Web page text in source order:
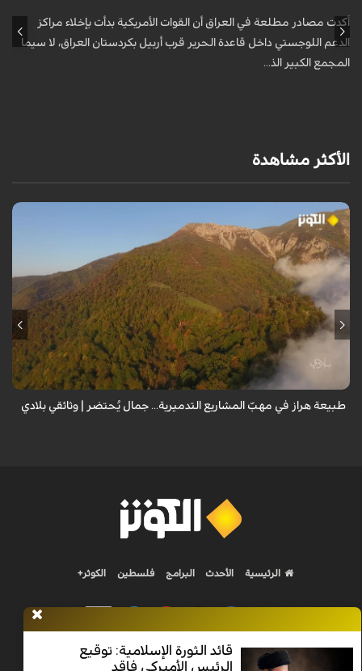
أكدت مصادر مطلعة في العراق أن القوات الأمريكية بدأت بإخلاء مراكز
الدعم اللوجستي داخل قاعدة الحرير قرب أربيل بكردستان العراق، لا سيما
المجمع الكبير الذ...
الأكثر مشاهدة
من قلب طبيعة هراز التي كانت يوماً من أجمل الموائل الطبيعية في إيران، يحذر
المعد من كارثة بيئية: "وحش الأعمال والمشاريع التدميرية تنهش بجسم
طبيعة هراز في مهبّ المشاريع التدميرية... جمال يُحتضر | وثائقي بلادي
قائد الثورة الإسلامية: توقيع
الرئيس الأميركي فاقد
الرئيسية الأحدث البرامج فلسطين الكوثر+